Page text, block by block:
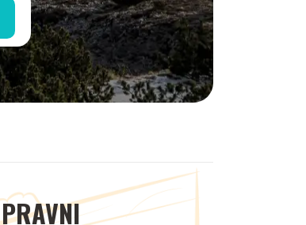
PRAVNI